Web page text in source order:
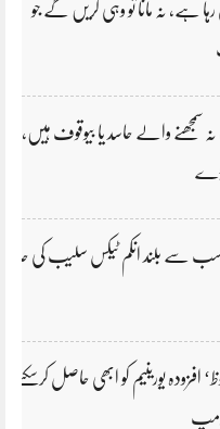
ہے، نہ مانا تو وہی کریں گے جو
سمجھنے والے حاسد یا بیوقوف ہیں،
سب سے بلند انکم ٹیکس سلیب کی حد
یورینیم کو ابھی حاصل کرسکتے